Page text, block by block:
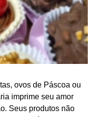
ovos de Páscoa ou
imprime seu amor
Seus produtos não